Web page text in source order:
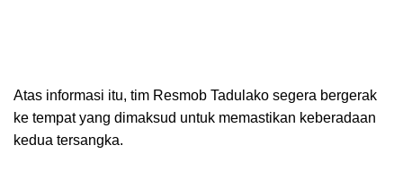
Atas informasi itu, tim Resmob Tadulako segera bergerak
ke tempat yang dimaksud untuk memastikan keberadaan
kedua tersangka.